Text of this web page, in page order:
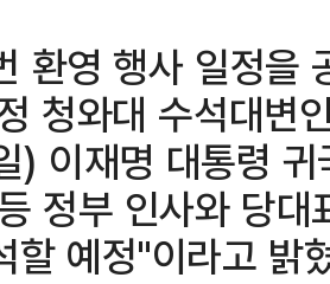
환영 행사 일정을
청와대 수석대변
) 이재명 대통령
정부 인사와 당
할 예정"이라고 밝